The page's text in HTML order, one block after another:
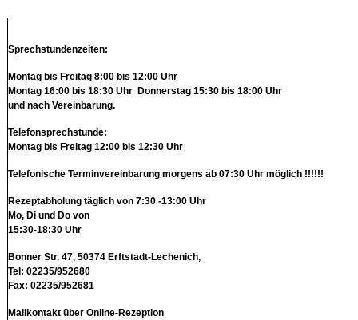
Sprechstundenzeiten:
Montag bis Freitag 8:00 bis 12:00 Uhr
Montag 16:00 bis 18:30 Uhr Donnerstag 15:30 bis 18:00 Uhr
und nach Vereinbarung.
Telefonsprechstunde:
Montag bis Freitag 12:00 bis 12:30 Uhr
Telefonische Terminvereinbarung morgens ab 07:30 Uhr möglich !!!!!!
Rezeptabholung täglich von 7:30 -13:00 Uhr
Mo, Di und Do von
15:30-18:30 Uhr
Bonner Str. 47, 50374 Erftstadt-Lechenich,
Tel: 02235/952680
Fax: 02235/952681
Mailkontakt über Online-Rezeption